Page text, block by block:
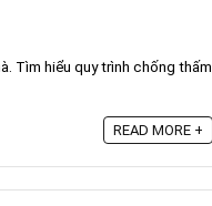
Tìm hiểu quy trình chống thấm
READ MORE +